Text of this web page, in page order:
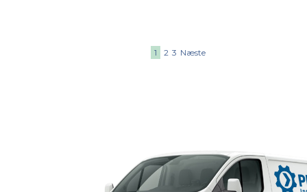
1 2 3 Næste